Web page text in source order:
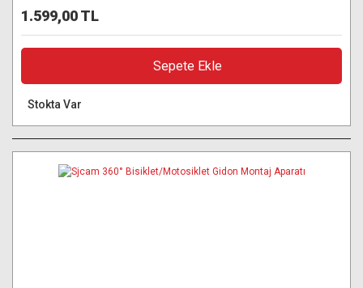
1.599,00 TL
Sepete Ekle
Stokta Var